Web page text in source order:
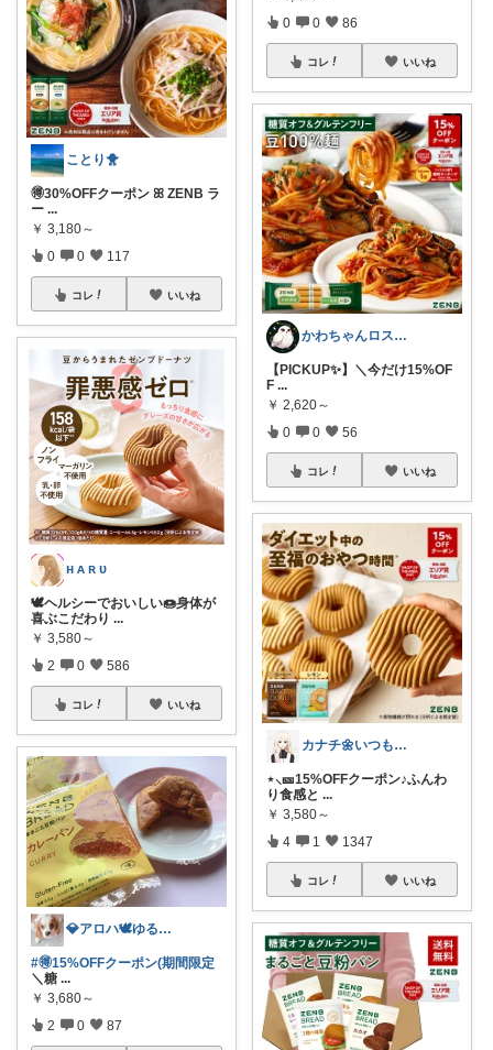
ことり🐥
🉐30%OFFクーポン ꕤ ZENB ラ
ー ...
￥ 3,180～
0 0 117
コレ いいね
ʜ ᴀ ʀ ᴜ
🕊️ヘルシーでおいしい🍩身体が
喜ぶこだわり ...
￥ 3,580～
2 0 586
コレ いいね
💎アロハ🕊️ゆる無添加🔥身体に優し
#🉐15%OFFクーポン(期間限定
＼糖 ...
￥ 3,680～
2 0 87
0 0 86
コレ いいね
​かわちゃんロス✨️@コラムで綴る紹介
​【PICKUP✨️】＼今だけ15%OF
F ...
￥ 2,620～
0 0 56
コレ いいね
カナチ🌼いつもご覧くださり感謝ꕤ
⋆⸜🎫15%OFFクーポン♪ふんわ
り食感と ...
￥ 3,580～
4 1 1347
コレ いいね